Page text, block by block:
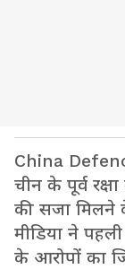
China
चीन के पूर्व
की सजा मिलने
मीडिया ने
के आरोपों का